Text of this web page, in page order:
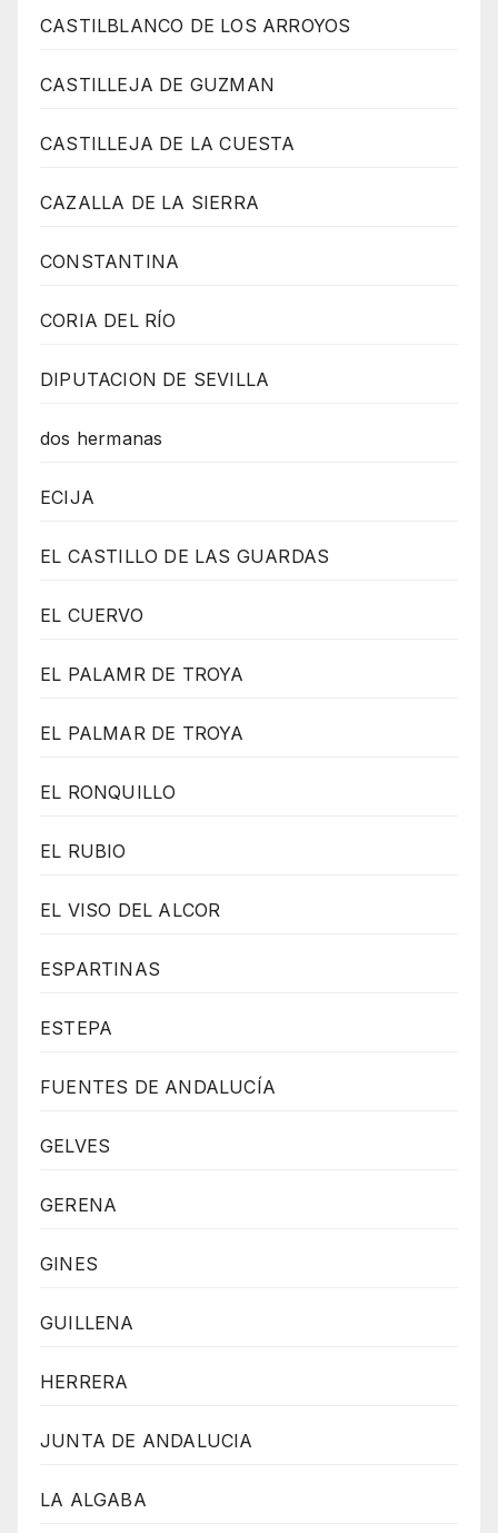
CASTILBLANCO DE LOS ARROYOS
CASTILLEJA DE GUZMAN
CASTILLEJA DE LA CUESTA
CAZALLA DE LA SIERRA
CONSTANTINA
CORIA DEL RÍO
DIPUTACION DE SEVILLA
dos hermanas
ECIJA
EL CASTILLO DE LAS GUARDAS
EL CUERVO
EL PALAMR DE TROYA
EL PALMAR DE TROYA
EL RONQUILLO
EL RUBIO
EL VISO DEL ALCOR
ESPARTINAS
ESTEPA
FUENTES DE ANDALUCÍA
GELVES
GERENA
GINES
GUILLENA
HERRERA
JUNTA DE ANDALUCIA
LA ALGABA